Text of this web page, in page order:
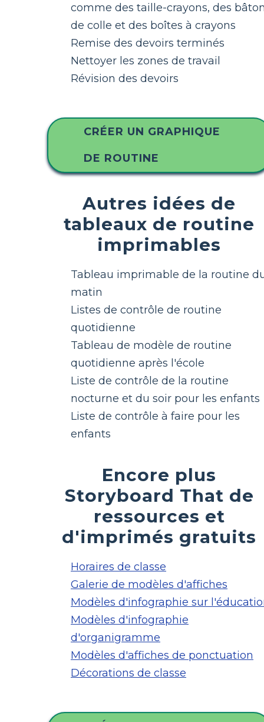
comme des taille-crayons, des
de colle et des boîtes à crayons
Remise des devoirs terminés
Nettoyer les zones de travail
Révision des devoirs
CRÉER UN GRAPHIQUE
DE ROUTINE
Autres idées de
tableaux de routine
imprimables
Tableau imprimable de la routine
matin
Listes de contrôle de routine
quotidienne
Tableau de modèle de routine
quotidienne après l'école
Liste de contrôle de la routine
nocturne et du soir pour les enfants
Liste de contrôle à faire pour les
enfants
Encore plus
Storyboard That de
ressources et
d'imprimés gratuits
Horaires de classe
Galerie de modèles d'affiches
Modèles d'infographie sur
Modèles d'infographie
d'organigramme
Modèles d'affiches de ponctuation
Décorations de classe